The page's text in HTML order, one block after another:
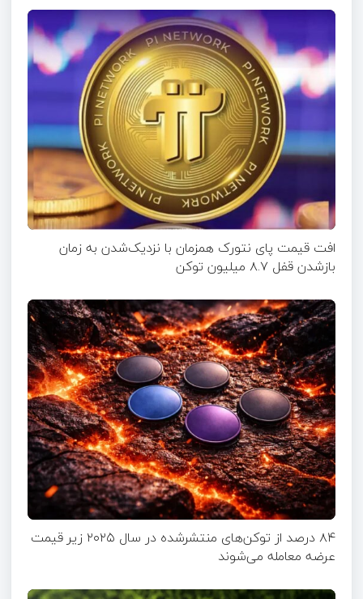
افت قیمت پای نتورک همزمان با نزدیک‌شدن به زمان
بازشدن قفل ۸.۷ میلیون توکن
۸۴ درصد از توکن‌های منتشر‌شده در سال ۲۰۲۵ زیر قیمت
عرضه معامله می‌شوند